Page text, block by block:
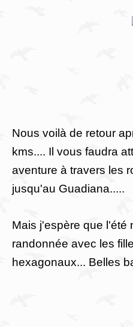
Nous voilà de retour
kms.... Il vous faudra
aventure à travers les
jusqu'au Guadiana.....
Mais j'espère que l'été
randonnée avec les
hexagonaux... Belles